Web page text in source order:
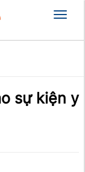
sự kiện y